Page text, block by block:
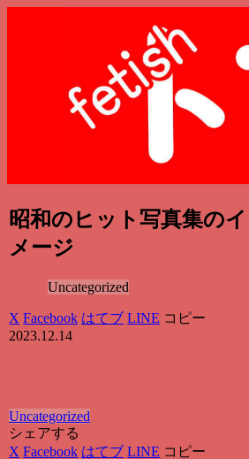
昭和のヒット写真集のイ
メージ
Uncategorized
X Facebook はてブ LINE コピー
2023.12.14
Uncategorized
シェアする
X Facebook はてブ LINE コピー